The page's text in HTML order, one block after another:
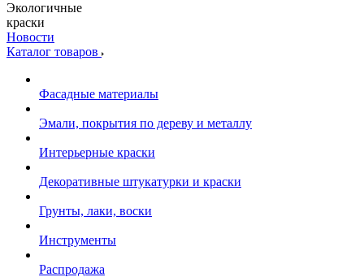
Экологичные
краски
Новости
Каталог товаров
Фасадные материалы
Эмали, покрытия по дереву и металлу
Интерьерные краски
Декоративные штукатурки и краски
Грунты, лаки, воски
Инструменты
Распродажа